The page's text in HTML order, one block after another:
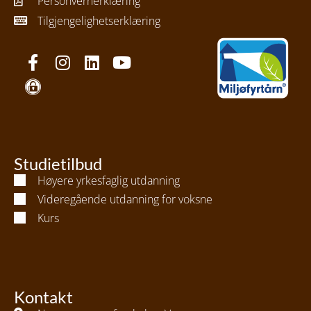
Tilgjengelighetserklæring
Studietilbud
Høyere yrkesfaglig utdanning
Videregående utdanning for voksne
Kurs
Kontakt